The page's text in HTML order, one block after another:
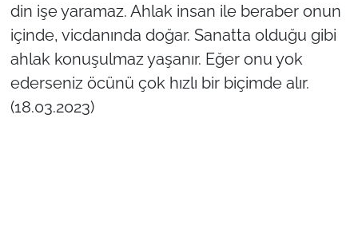
din işe yaramaz. Ahlak insan ile beraber onun
içinde, vicdanında doğar. Sanatta olduğu gibi
ahlak konuşulmaz yaşanır. Eğer onu yok
ederseniz öcünü çok hızlı bir biçimde alır.
(18.03.2023)